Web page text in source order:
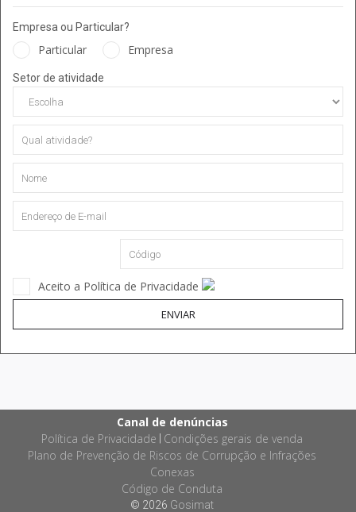
Empresa ou Particular?
Particular Empresa
Setor de atividade
Aceito a Política de Privacidade
ENVIAR
Canal de denúncias
Política de Privacidade Condições gerais de venda
Plano de Prevenção de Riscos de Corrupção e Infrações
Conexas
Código de Conduta
© 2026 Gosimat